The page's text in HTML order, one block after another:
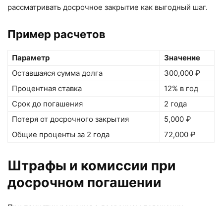
рассматривать досрочное закрытие как выгодный шаг.
Пример расчетов
Параметр
Значение
Оставшаяся сумма долга
300,000 ₽
Процентная ставка
12% в год
Срок до погашения
2 года
Потеря от досрочного закрытия
5,000 ₽
Общие проценты за 2 года
72,000 ₽
Штрафы и комиссии при
досрочном погашении